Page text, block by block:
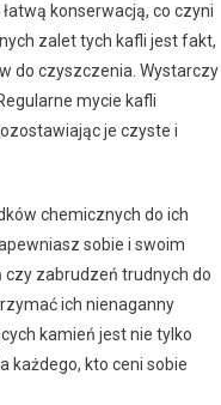
konserwacją, co czyni
zalet tych kafli jest fakt,
do czyszczenia. Wystarczy
mycie kafli
je czyste i
chemicznych do ich
sobie i swoim
zabrudzeń trudnych do
ich nienaganny
kamień jest nie tylko
każdego, kto ceni sobie